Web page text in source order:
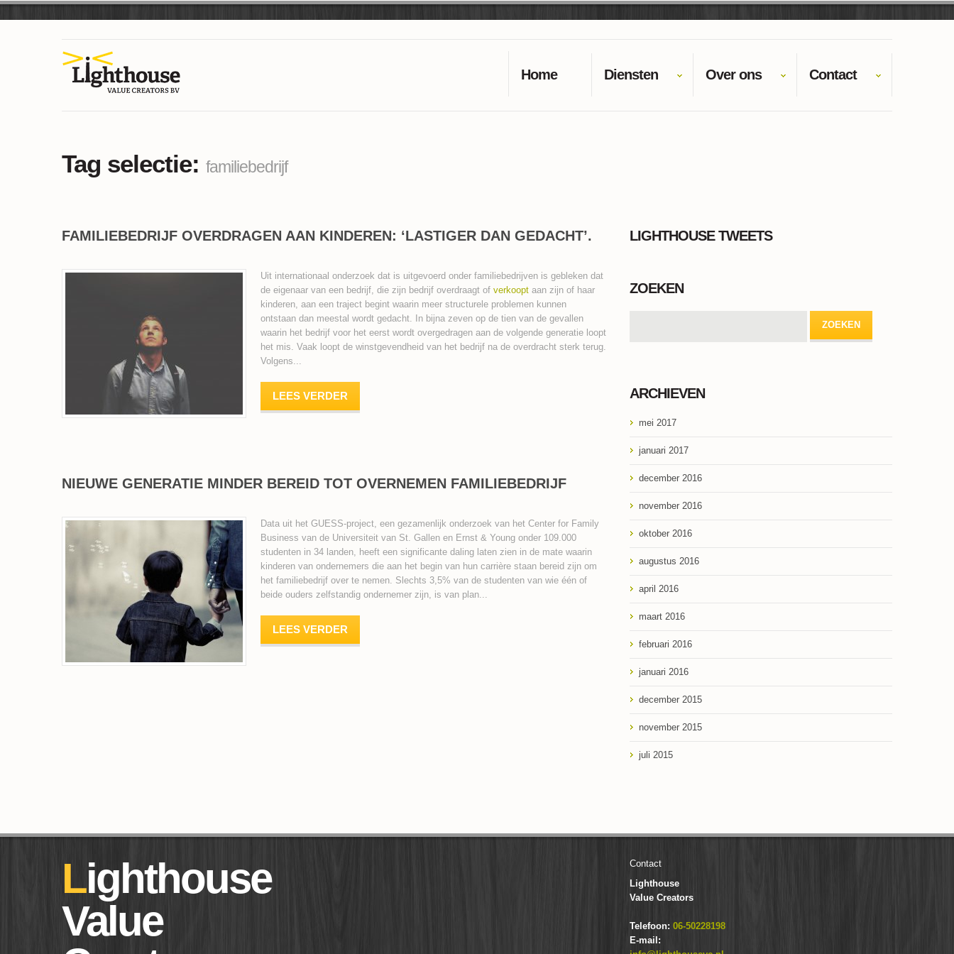
Home Diensten Over ons Contact
Tag selectie: familiebedrijf
FAMILIEBEDRIJF OVERDRAGEN AAN KINDEREN: ‘LASTIGER DAN GEDACHT’.
Uit internationaal onderzoek dat is uitgevoerd onder familiebedrijven is gebleken dat
de eigenaar van een bedrijf, die zijn bedrijf overdraagt of verkoopt aan zijn of haar
kinderen, aan een traject begint waarin meer structurele problemen kunnen
ontstaan dan meestal wordt gedacht. In bijna zeven op de tien van de gevallen
waarin het bedrijf voor het eerst wordt overgedragen aan de volgende generatie loopt
het mis. Vaak loopt de winstgevendheid van het bedrijf na de overdracht sterk terug.
Volgens...
LEES VERDER
NIEUWE GENERATIE MINDER BEREID TOT OVERNEMEN FAMILIEBEDRIJF
Data uit het GUESS-project, een gezamenlijk onderzoek van het Center for Family
Business van de Universiteit van St. Gallen en Ernst & Young onder 109.000
studenten in 34 landen, heeft een significante daling laten zien in de mate waarin
kinderen van ondernemers die aan het begin van hun carrière staan bereid zijn om
het familiebedrijf over te nemen. Slechts 3,5% van de studenten van wie één of
beide ouders zelfstandig ondernemer zijn, is van plan...
LEES VERDER
LIGHTHOUSE TWEETS
ZOEKEN
ARCHIEVEN
mei 2017
januari 2017
december 2016
november 2016
oktober 2016
augustus 2016
april 2016
maart 2016
februari 2016
januari 2016
december 2015
november 2015
juli 2015
Lighthouse
Value
Contact
Lighthouse
Value Creators
Telefoon: 06-50228198
E-mail: